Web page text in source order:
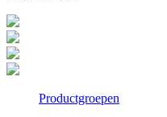
Productgroepen